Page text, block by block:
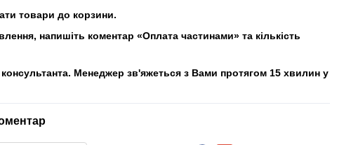
товари до корзини.
напишіть коментар «Оплата частинами» та кількість
консультанта. Менеджер зв'яжеться з Вами протягом 15 хвилин у